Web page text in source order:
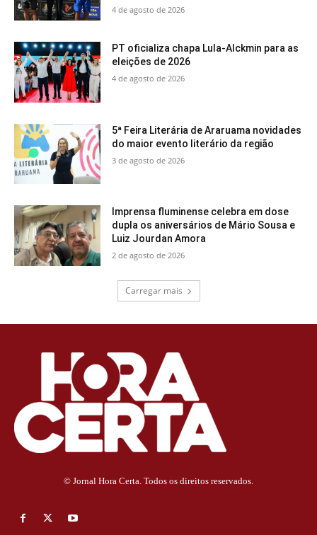
4 de agosto de 2026
PT oficializa chapa Lula-Alckmin para as
eleições de 2026
4 de agosto de 2026
5ª Feira Literária de Araruama novidades
do maior evento literário da região
3 de agosto de 2026
Imprensa fluminense celebra em dose
dupla os aniversários de Mário Sousa e
Luiz Jourdan Amora
2 de agosto de 2026
Carregar mais
© Jornal Hora Certa. Todos os direitos reservados.